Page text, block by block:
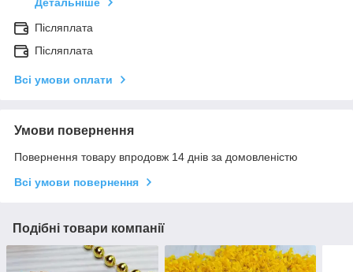
Детальніше
Післяплата
Післяплата
Всі умови оплати
Умови повернення
Повернення товару впродовж 14 днів за домовленістю
Всі умови повернення
Подібні товари компанії